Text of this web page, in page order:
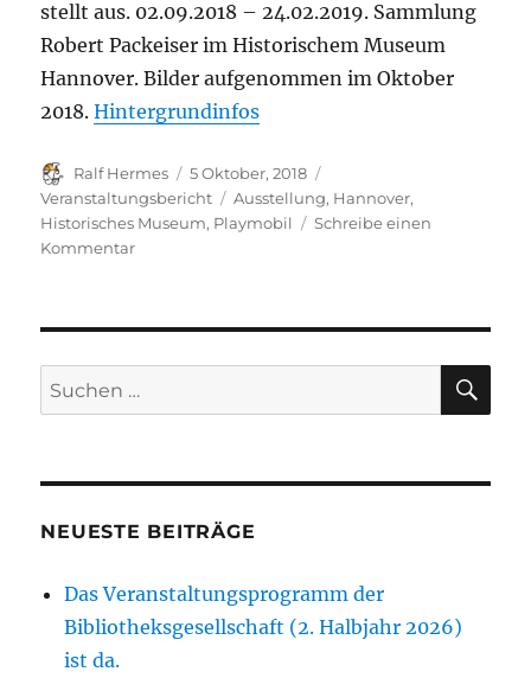
stellt aus. 02.09.2018 – 24.02.2019. Sammlung
Robert Packeiser im Historischem Museum
Hannover. Bilder aufgenommen im Oktober
2018.Hintergrundinfos
Autor
Ralf Hermes
Veröffentlicht
am
5 Oktober, 2018
Veranstaltungsbericht
Schlagwörter
Ausstellung, Hannover,
Historisches Museum, Playmobil
Schreibe einen
Kommentarzu
Historischem
Museum
Hannover
Suchen
nach:
NEUESTE BEITRÄGE
Das Veranstaltungsprogramm der
Bibliotheksgesellschaft (2. Halbjahr 2026)
ist da.